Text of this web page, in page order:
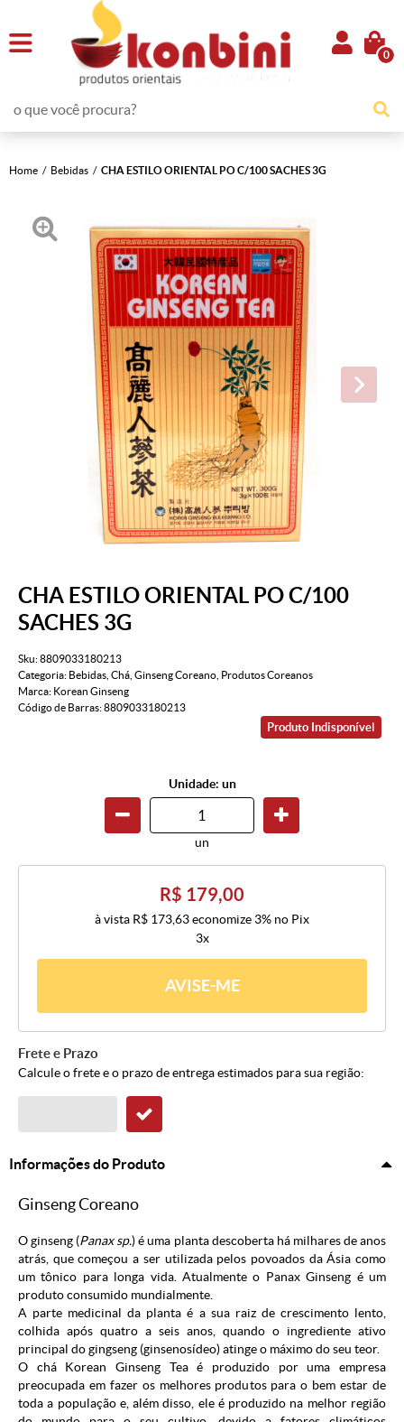
0
Home Bebidas CHA ESTILO ORIENTAL PO C/100 SACHES 3G
CHA ESTILO ORIENTAL PO C/100
SACHES 3G
Sku:8809033180213
Categoria: Bebidas Chá Ginseng Coreano Produtos Coreanos
Marca: Korean Ginseng
Código de Barras:8809033180213
Produto Indisponível
Unidade: un
un
R$ 179,00
à vista R$ 173,63economize 3% no Pix
3x
AVISE-ME
Frete e Prazo
Calcule o frete e o prazo de entrega estimados para sua região:
Informações do Produto
Ginseng Coreano
O ginseng (Panax sp.) é uma planta descoberta há milhares de anos
atrás, que começou a ser utilizada pelos povoados da Ásia como
um tônico para longa vida. Atualmente o Panax Ginseng é um
produto consumido mundialmente.
A parte medicinal da planta é a sua raiz de crescimento lento,
colhida após quatro a seis anos, quando o ingrediente ativo
principal do gingseng (ginsenosídeo) atinge o máximo do seu teor.
O chá Korean Ginseng Tea é produzido por uma empresa
preocupada em fazer os melhores produtos para o bem estar de
toda a população e, além disso, ele é produzido na melhor região